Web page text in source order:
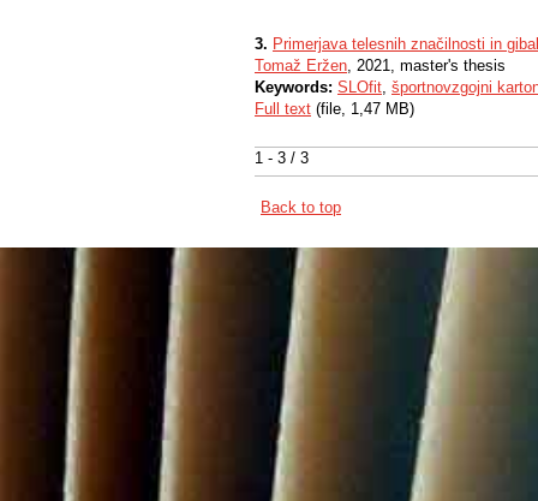
1 - 3 / 3
3. Primerjava telesnih značilnosti in
Tomaž Eržen, 2021, master's thesis
Keywords: SLOfit, športnovzgojni
Full text (file, 1,47 MB)
Back to top